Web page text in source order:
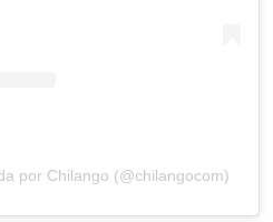
por Chilango (@chilangocom)